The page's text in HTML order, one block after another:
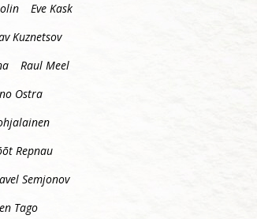
Eve Kask
Kuznetsov
Raul Meel
Ostra
Repnau
Semjonov
Tago